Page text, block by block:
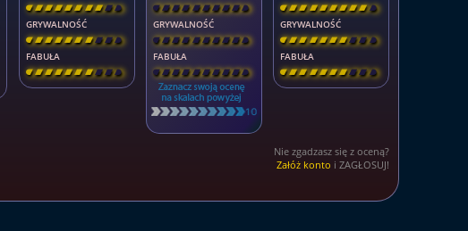
[ \ \ \ \ \ \ \ \ ]
GRYWALNOŚĆ
[ \ \ \ \ \ \ \ \ ]
FABUŁA
[ \ \ \ \ \ \ \ \ ]
[ \ \ \ \ \ \ \ \ ]
GRYWALNOŚĆ
[ \ \ \ \ \ \ \ \ ]
FABUŁA
[ \ \ \ \ \ \ \ \ ]
[ \ \ \ \ \ \ \ \ ]
GRYWALNOŚĆ
[ \ \ \ \ \ \ \ \ ]
FABUŁA
[ \ \ \ \ \ \ \ \ ]
Nie zgadzasz się z oceną?
Załóż konto i ZAGŁOSUJ!